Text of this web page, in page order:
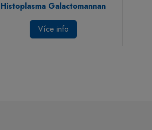
Histoplasma Galactomannan
Více info